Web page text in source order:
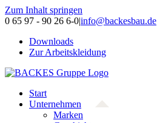
Zum Inhalt springen
0 65 97 - 90 26 6-0|info@backesbau.de
Downloads
Zur Arbeitskleidung
Start
Unternehmen
Marken